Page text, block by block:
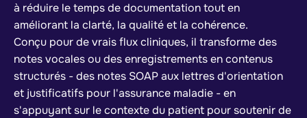
à réduire le temps de documentation tout en
améliorant la clarté, la qualité et la cohérence.
Conçu pour de vrais flux cliniques, il transforme des
notes vocales ou des enregistrements en contenus
structurés - des notes SOAP aux lettres d'orientation
et justificatifs pour l'assurance maladie - en
s'appuyant sur le contexte du patient pour soutenir de